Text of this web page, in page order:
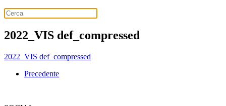
2022_VIS def_compressed
2022_VIS def_compressed
Precedente